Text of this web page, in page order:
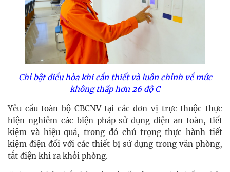
Chỉ bật điều hòa khi cần thiết và luôn chỉnh về mức
không thấp hơn 26 độ C
Yêu cầu toàn bộ CBCNV tại các đơn vị trực thuộc thực
hiện nghiêm các biện pháp sử dụng điện an toàn, tiết
kiệm và hiệu quả, trong đó chú trọng thực hành tiết
kiệm điện đối với các thiết bị sử dụng trong văn phòng,
tắt điện khi ra khỏi phòng.